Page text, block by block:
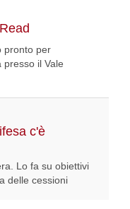
pronto per
il Vale
c'è
Lo fa su obiettivi
delle cessioni